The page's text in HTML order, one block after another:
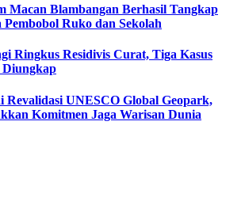
Macan Blambangan Berhasil Tangkap
Ruko dan Sekolah
Ringkus Residivis Curat, Tiga Kasus
Diungkap
Revalidasi UNESCO Global Geopark,
Komitmen Jaga Warisan Dunia